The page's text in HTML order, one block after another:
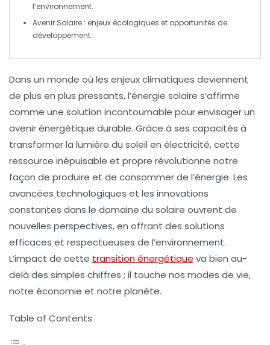
l’environnement.
Avenir Solaire : enjeux écologiques et opportunités de
développement.
Dans un monde où les enjeux climatiques deviennent
de plus en plus pressants, l’énergie solaire s’affirme
comme une solution incontournable pour envisager un
avenir énergétique durable. Grâce à ses capacités à
transformer la lumière du soleil en électricité, cette
ressource inépuisable et propre révolutionne notre
façon de produire et de consommer de l’énergie. Les
avancées technologiques et les innovations
constantes dans le domaine du solaire ouvrent de
nouvelles perspectives, en offrant des solutions
efficaces et respectueuses de l’environnement.
L’impact de cette transition énergétique va bien au-
delà des simples chiffres ; il touche nos modes de vie,
notre économie et notre planète.
Table of Contents